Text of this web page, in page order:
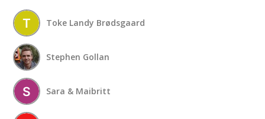
Toke Landy Brødsgaard
Stephen Gollan
Sara & Maibritt